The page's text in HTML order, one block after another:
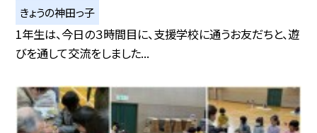
きょうの神田っ子
1年生は、今日の３時間目に、支援学校に通うお友だちと、遊
びを通して交流をしました...